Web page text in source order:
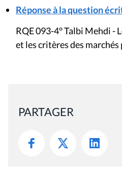
Réponse à la question
RQE 093-4° Talbi Mehdi -
et les critères des marchés
PARTAGER